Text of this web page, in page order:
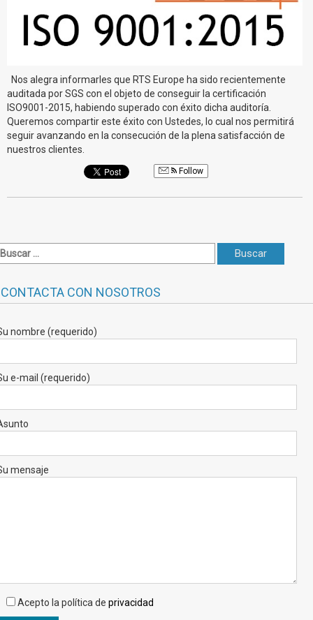
Nos alegra informarles que RTS Europe ha sido recientemente
auditada por SGS con el objeto de conseguir la certificación
ISO9001-2015, habiendo superado con éxito dicha auditoría.
Queremos compartir este éxito con Ustedes, lo cual nos permitirá
seguir avanzando en la consecución de la plena satisfacción de
nuestros clientes.
Follow
CONTACTA CON NOSOTROS
nombre (requerido)
e-mail (requerido)
mensaje
Acepto la política de privacidad